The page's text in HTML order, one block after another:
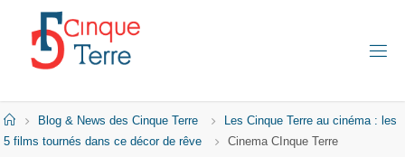
content
Q
UE
HomeBlog & News des Cinque Terre
Les Cinque Terre au cinéma : les
5 films tournés dans ce décor de rêve
Cinema CInque Terre